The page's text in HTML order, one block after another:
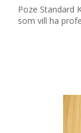
Poze Standard
som vill ha